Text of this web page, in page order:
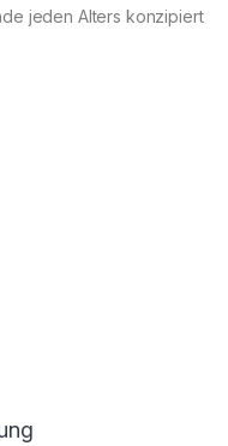
jeden Alters konzipiert